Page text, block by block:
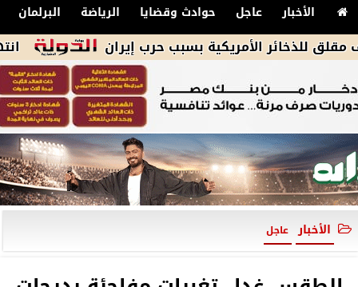
الأخبار عاجل حوادث وقضايا الرياضة البرلمان
انتهاء الأمريكية بسبب حرب إيران
الأخبار عاجل